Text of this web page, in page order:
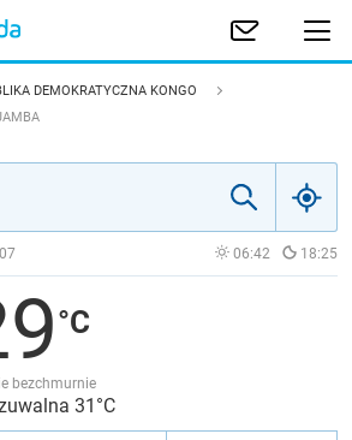
DEMOKRATYCZNA KONGO
06:42 18:25
bezchmurnie
31°C